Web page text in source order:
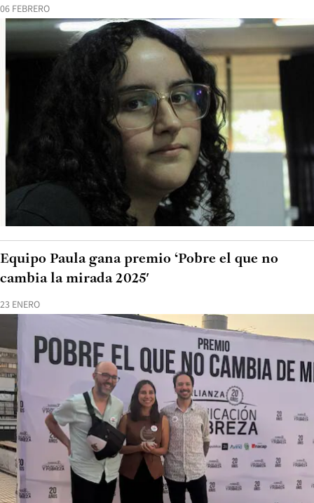
06 FEBRERO
23 ENERO
Equipo Paula gana premio ‘Pobre el que no
cambia la mirada 2025′